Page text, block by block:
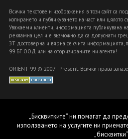
Всички текстове и изображения в този сайт са
копирането и публикуването на част или цялото
Уважаеми клиенти, информацията публикувана
рекламна цел и е възможно да са допуснати
ЗТ достоверна и вярна се счита
99 БГ ООД или на оторизираните ни агенти!
ORIENT 99 © 2007 - Present. Всички права
„Бисквитките“ ни помагат да
използването на услугите ни
„бисквитки“.